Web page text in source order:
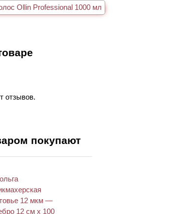
Ollin Professional 1000 мл
отзывов.
покупают